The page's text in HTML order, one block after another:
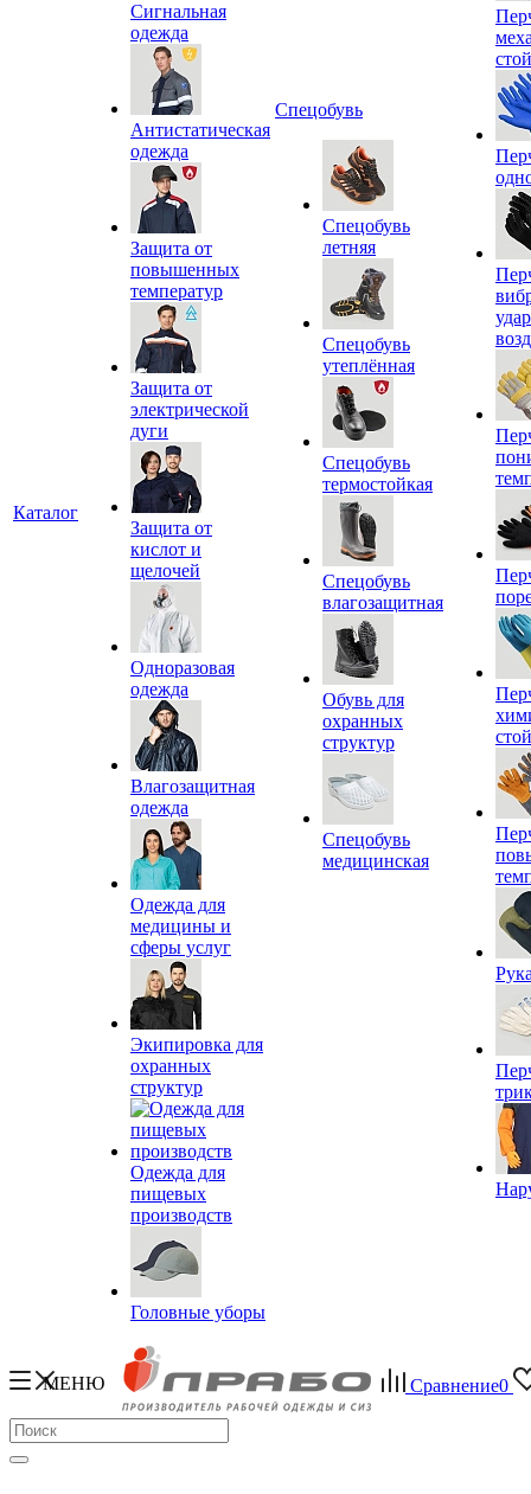
Каталог
Сигнальная
одежда
Антистатическая
одежда
Защита от
повышенных
температур
Защита от
электрической
дуги
Защита от
кислот и
щелочей
Одноразовая
одежда
Влагозащитная
одежда
Одежда для
медицины и
сферы услуг
Экипировка для
охранных
структур
Одежда для
пищевых
производств
Головные уборы
Спецобувь
Спецобувь
летняя
Спецобувь
утеплённая
Спецобувь
термостойкая
Спецобувь
влагозащитная
Обувь для
охранных
структур
Спецобувь
медицинская
МЕНЮ Сравнение0